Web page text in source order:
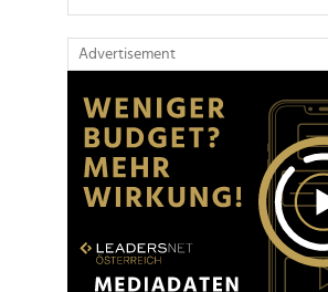
Advertisement